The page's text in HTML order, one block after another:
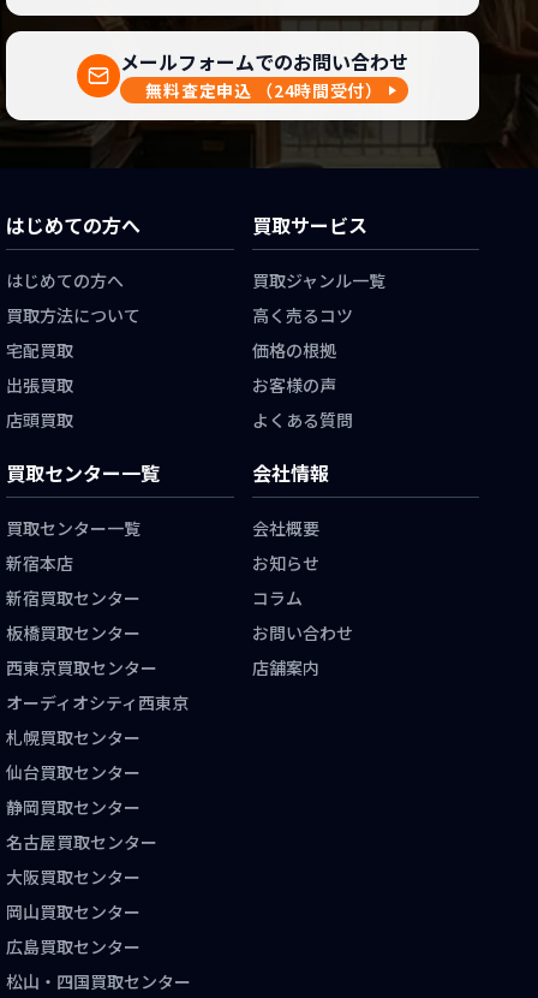
メールフォームでのお問い合わせ
無料査定申込 （24時間受付）
はじめての方へ
はじめての方へ
買取方法について
宅配買取
出張買取
店頭買取
買取サービス
買取ジャンル一覧
高く売るコツ
価格の根拠
お客様の声
よくある質問
買取センター一覧
買取センター一覧
新宿本店
新宿買取センター
板橋買取センター
西東京買取センター
オーディオシティ西東京
札幌買取センター
仙台買取センター
静岡買取センター
名古屋買取センター
大阪買取センター
岡山買取センター
広島買取センター
松山・四国買取センター
会社情報
会社概要
お知らせ
コラム
お問い合わせ
店舗案内